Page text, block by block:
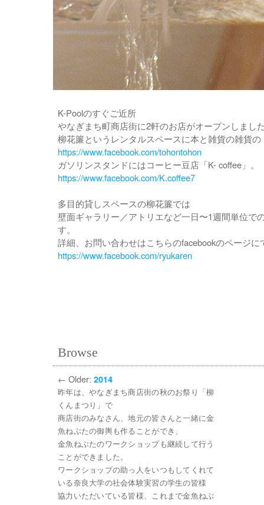
K-Poolのすぐご近所
やなぎまち町商店街に2軒のお店がオープンしまし
柳花簾というレンタルスペースに本と雑貨の雑貨
https://www.facebook.com/tohontohon
ガソリンスタンドにはコーヒー豆店「K- coffee」。
https://www.facebook.com/K.coffee7
多目的貸しスペースの柳花簾では
壁面ギャラリー／アトリエなど一日〜1週間単位で
す。
詳細、お問い合わせはこちらのfacebookのページに
https://www.facebook.com/ryukaren
Browse
← Older: 2014
昨年は、やなぎまち商店街の秋のお祭り「柳
くんまつり」で
商店街のみなさん、地元の皆さんと一緒に金
魚ねぶたの御輿も作ることができ、
金魚ねぶたのワークショップも継続して行う
ことができました。
ワークショップの助っ人をいつもしてくれて
いる奈良大学の社会体験実習の学生の皆様
協力いただいている皆様、これまで金魚ねぶ